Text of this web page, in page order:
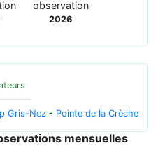
observation
2026
Gris-Nez - Pointe de la Crèche
mensuelles